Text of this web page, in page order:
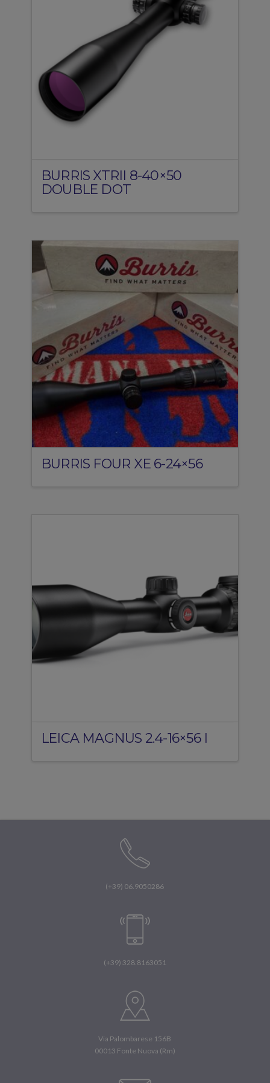
BURRIS XTRII 8-40×50
DOUBLE DOT
BURRIS FOUR XE 6-24×56
LEICA MAGNUS 2.4-16×56 I
(+39) 06.9050286
(+39) 328.8163051
Via Palombarese 156B
00013 Fonte Nuova (Rm)